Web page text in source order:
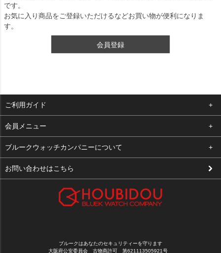
です。
お気に入り商品をご登録いただけるなどお買い物が便利になりま
す。
会員登録
ご利用ガイド
よくある質問
支払い・送料
修理依頼
会員メニュー
ログイン
お気に入り
ブルークウォッチカンパニーについて
会社概要
お問い合わせはこちら
ブルークはあなたのセキュリティーを守ります
大阪府公安委員会 古物商許可 第621113505921号